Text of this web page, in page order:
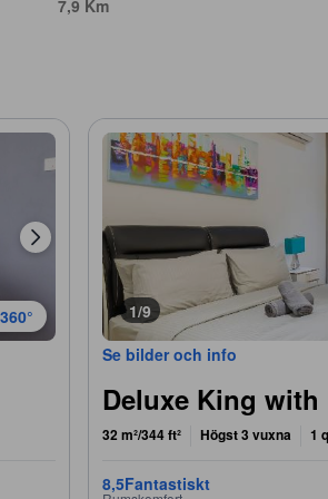
7,9 Km
360°
1/9
Se bilder och info
Deluxe King
32 m²/344 ft² Högst 3 vuxna 1
8,5Fantastiskt